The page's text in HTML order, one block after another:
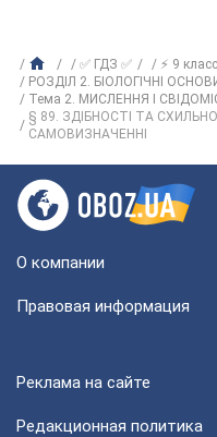
✅ ГДЗ ✅ ⚡ 9
РОЗДІЛ 2. БІОЛОГІЧНІ
Тема 2. МИСЛЕННЯ І
§ 89. ЗДІБНОСТІ ТА
САМОВИЗНАЧЕННІ
О компании
Правовая информация
Реклама на сайте
Редакционная политика